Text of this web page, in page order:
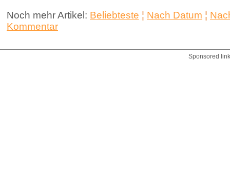
Noch mehr Artikel: Beliebteste ¦ Nach Datum ¦
Kommentar
Sponsored